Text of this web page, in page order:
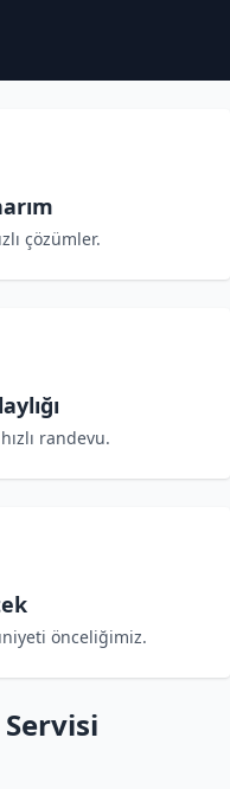
çözümler.
randevu.
önceliğimiz.